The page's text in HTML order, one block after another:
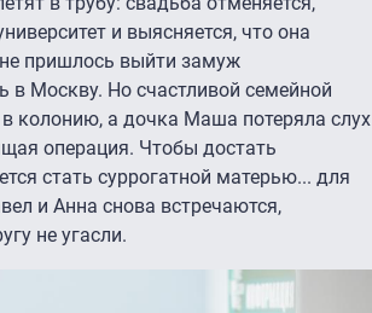
и выясняется, что она
пришлось выйти замуж
в Москву. Но счастливой семейной
колонию, а дочка Маша потеряла слух
операция. Чтобы достать
стать суррогатной матерью... для
и Анна снова встречаются,
не угасли.